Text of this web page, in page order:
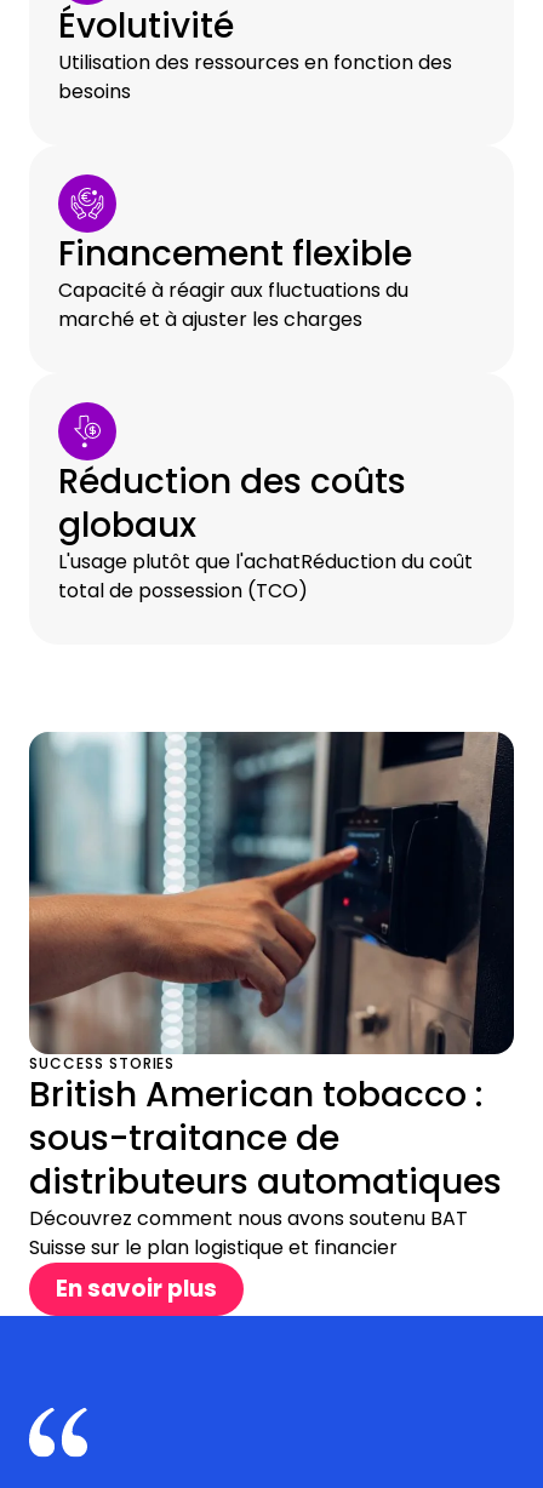
Évolutivité
Utilisation des ressources en fonction des
besoins
Financement flexible
Capacité à réagir aux fluctuations du
marché et à ajuster les charges
Réduction des coûts
globaux
L'usage plutôt que l'achatRéduction du coût
total de possession (TCO)
SUCCESS STORIES
British American tobacco :
sous-traitance de
distributeurs automatiques
Découvrez comment nous avons soutenu BAT
Suisse sur le plan logistique et financier
En savoir plus